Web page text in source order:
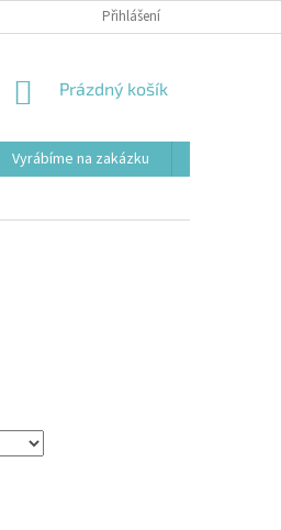
Přihlášení
NÁKUPNÍ
Prázdný košík
Vyrábíme na zakázku